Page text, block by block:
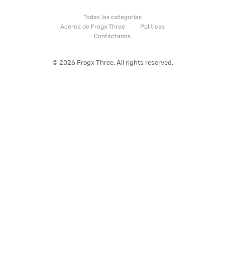
Todas las categorías
Acerca de Frogx Three
Politicas
Contáctanos
© 2026 Frogx Three. All rights reserved.